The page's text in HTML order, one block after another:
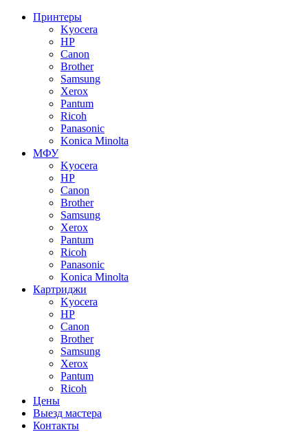
Принтеры
Kyocera
HP
Canon
Brother
Samsung
Xerox
Pantum
Ricoh
Panasonic
Konica Minolta
МФУ
Kyocera
HP
Canon
Brother
Samsung
Xerox
Pantum
Ricoh
Panasonic
Konica Minolta
Картриджи
Kyocera
HP
Canon
Brother
Samsung
Xerox
Pantum
Ricoh
Цены
Выезд мастера
Контакты